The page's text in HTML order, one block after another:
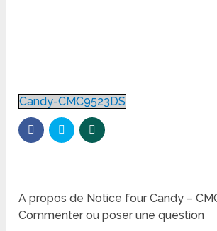
Candy-CMC9523DS
A propos de Notice four Candy –
Commenter ou poser une question